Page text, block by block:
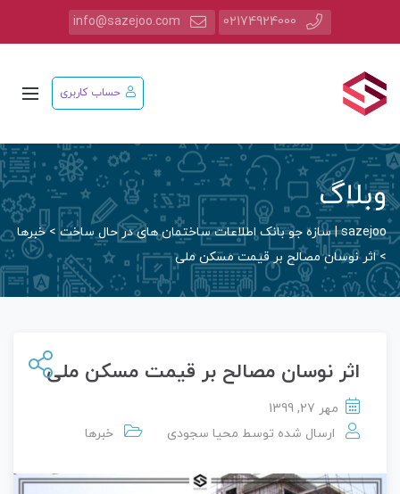
02174924000
info@sazejoo.com
حساب کاربری
وبلاگ
sazejoo | سازه جو بانک اطلاعات ساختمان های در حال ساخت >خبرها
>اثر نوسان مصالح بر قیمت مسکن ملی
اثر نوسان مصالح بر قیمت مسکن ملی
مهر 27, 1399
ارسال شده توسط محیا سجودی خبرها